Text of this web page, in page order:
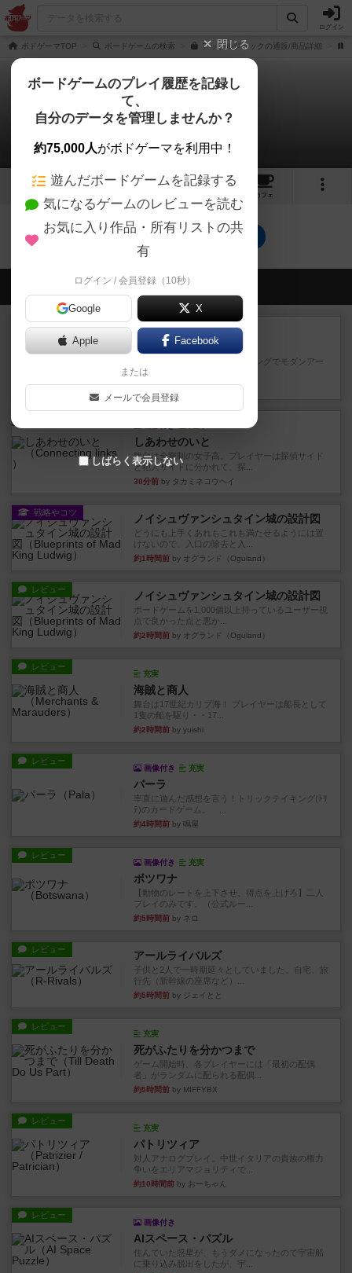
ログイン
ボドゲーマTOP ボードゲームの検索 アップルジャックの通販/商品詳細
アップルジャック
0件の戦略やコツ
3 9
カフェ
アップルジャックのトップに戻る
会員の新しい投稿
レビュー
一線を画す
簡単に言うと、トリックテイキングでモダンアー
トを行う、と言ったゲーム。...
6分前by タカミネコウヘイ
しあわせのいと
舞台は全寮制の女子高。プレイヤーは探偵サイド
と犯人サイドに分かれて、探...
30分前 by タカミネコウヘイ
戦略やコツ ノイシュヴァンシュタイン城の設計図
どうにも上手くあれもこれも満たせるようには置
けないので、入口の除去と入...
約1時間前 by オグランド（Oguland）
レビュー ノイシュヴァンシュタイン城の設計図
ボードゲームを1,000個以上持っているユーザー視
点で良かった点と悪か...
約2時間前 by オグランド（Oguland）
レビュー
充実
海賊と商人
舞台は17世紀カリブ海！ プレイヤーは船長として
1隻の船を駆り・・17...
約2時間前 by yuishi
レビュー
画像付き 充実
パーラ
率直に遊んだ感想を言う！トリックテイキング(ﾄﾘ
ﾃ)のカードゲーム。 ...
約4時間前 by 鳴屋
レビュー
画像付き 充実
ボツワナ
【動物のレートを上下させ、得点を上げろ】二人
プレイのみです。（公式ルー...
約5時間前 by ネロ
レビュー アールライバルズ
子供と2人で一時期延々としていました。自宅、旅
行先（新幹線の座席など）...
約5時間前 by ジェイとと
レビュー
充実
死がふたりを分かつまで
ゲーム開始時、各プレイヤーには「最初の配偶
者」がランダムに配られる配偶...
約5時間前 by MIFFYBX
レビュー
充実
パトリツィア
対人アナログプレイ。中世イタリアの貴族の権力
争いをエリアマジョリティで...
約10時間前 by おーちゃん
レビュー
画像付き
AIスペース・パズル
住んでいた惑星が、もうダメになったので宇宙船
に乗り込み脱出をしたが、宇...
閉じる
ボードゲームのプレイ履歴を記録し
て、
自分のデータを管理しませんか？
約75,000人がボドゲーマを利用中！
遊んだボードゲームを記録する
気になるゲームのレビューを読む
お気に入り作品・所有リストの共
有
ログイン / 会員登録（10秒）
Google X
Apple Facebook
または
メールで会員登録
しばらく表示しない